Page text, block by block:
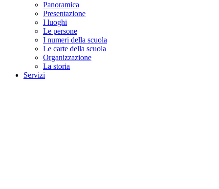
Panoramica
Presentazione
I luoghi
Le persone
I numeri della scuola
Le carte della scuola
Organizzazione
La storia
Servizi